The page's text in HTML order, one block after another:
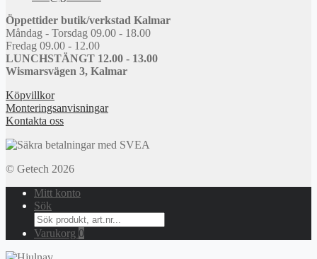
Öppettider butik/verkstad Kalmar
Måndag - Torsdag 09.00 - 18.00
Fredag 09.00 - 12.00
LUNCHSTÄNGT 12.00 - 13.00
Wismarsvägen 3, Kalmar
Köpvillkor
Monteringsanvisningar
Kontakta oss
© Getech 2026
Mitt konto
Sök
Search
for:
Varukorg 0